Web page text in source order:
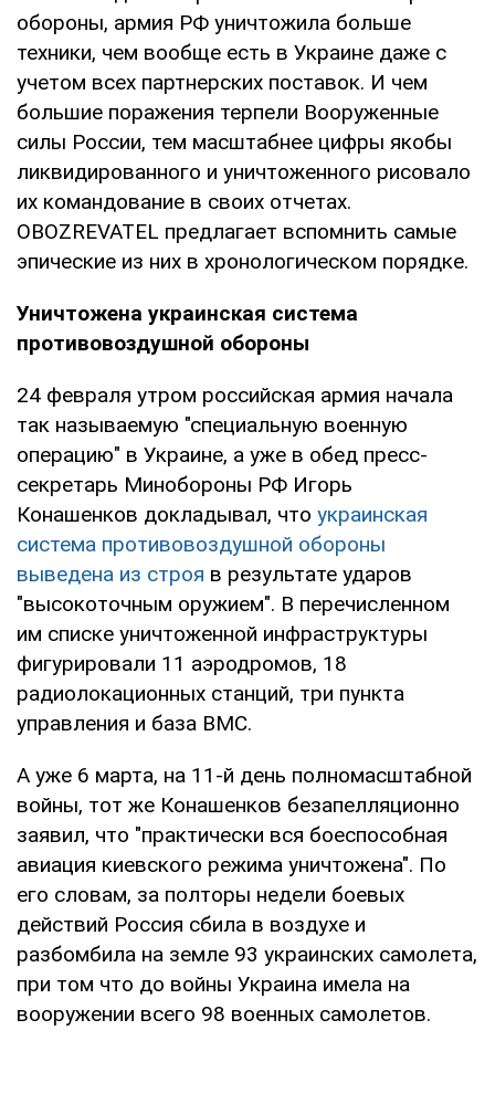
обороны, армия РФ уничтожила больше
техники, чем вообще есть в Украине даже с
учетом всех партнерских поставок. И чем
большие поражения терпели Вооруженные
силы России, тем масштабнее цифры якобы
ликвидированного и уничтоженного рисовало
их командование в своих отчетах.
OBOZREVATEL предлагает вспомнить самые
эпические из них в хронологическом порядке.
Уничтожена украинская система
противовоздушной обороны
24 февраля утром российская армия начала
так называемую "специальную военную
операцию" в Украине, а уже в обед пресс-
секретарь Минобороны РФ Игорь
Конашенков докладывал, что украинская
система противовоздушной обороны
выведена из строя в результате ударов
"высокоточным оружием". В перечисленном
им списке уничтоженной инфраструктуры
фигурировали 11 аэродромов, 18
радиолокационных станций, три пункта
управления и база ВМС.
А уже 6 марта, на 11-й день полномасштабной
войны, тот же Конашенков безапелляционно
заявил, что "практически вся боеспособная
авиация киевского режима уничтожена". По
его словам, за полторы недели боевых
действий Россия сбила в воздухе и
разбомбила на земле 93 украинских самолета,
при том что до войны Украина имела на
вооружении всего 98 военных самолетов.